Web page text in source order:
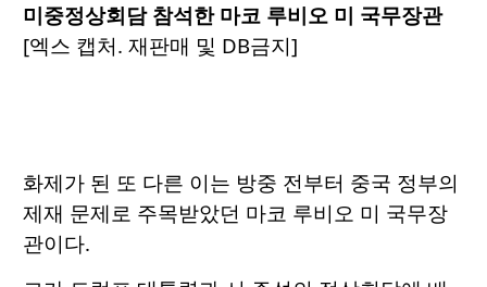
미중정상회담 참석한 마코 루비오 미 국무장관
[엑스 캡처. 재판매 및 DB금지]
화제가 된 또 다른 이는 방중 전부터 중국 정부의
제재 문제로 주목받았던 마코 루비오 미 국무장
관이다.